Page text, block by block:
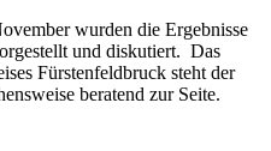
wurden die Ergebnisse
und diskutiert. Das
Fürstenfeldbruck steht der
beratend zur Seite.